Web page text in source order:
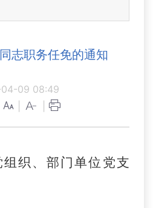
志职务任免的通知
09 08:49
织、部门单位党支